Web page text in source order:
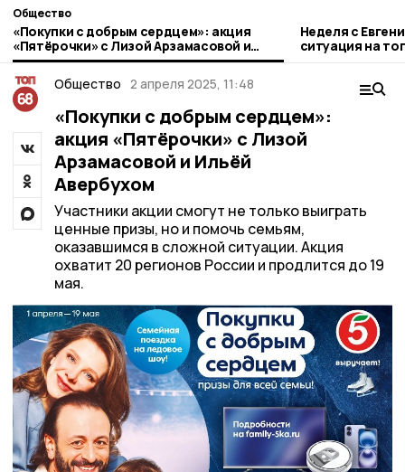
Общество
«Покупки с добрым сердцем»: акция
«Пятёрочки» с Лизой Арзамасовой и
Ильёй Авербухом
Неделя с
ситуация на
городе и
Общество 2 апреля 2025, 11:48
«Покупки с добрым сердцем»:
акция «Пятёрочки» с Лизой
Арзамасовой и Ильёй
Авербухом
Участники акции смогут не только выиграть
ценные призы, но и помочь семьям,
оказавшимся в сложной ситуации. Акция
охватит 20 регионов России и продлится до 19
мая.